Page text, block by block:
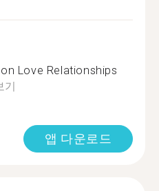
Love Relationships
기
앱 다운로드